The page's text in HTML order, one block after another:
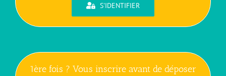
S'IDENTIFIER
1ère fois ? Vous inscrire avant de déposer